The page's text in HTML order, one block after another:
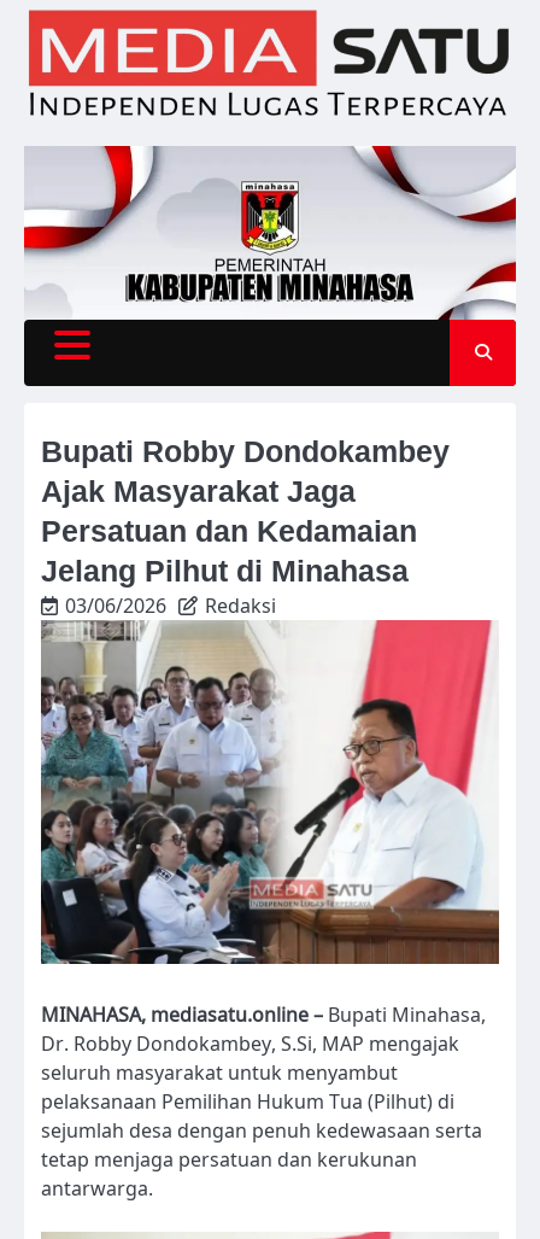
Skip
content
Bupati Robby Dondokambey
Ajak Masyarakat Jaga
Persatuan dan Kedamaian
Jelang Pilhut di Minahasa
03/06/2026 Redaksi
MINAHASA, mediasatu.online – Bupati Minahasa,
Dr. Robby Dondokambey, S.Si, MAP mengajak
seluruh masyarakat untuk menyambut
pelaksanaan Pemilihan Hukum Tua (Pilhut) di
sejumlah desa dengan penuh kedewasaan serta
tetap menjaga persatuan dan kerukunan
antarwarga.